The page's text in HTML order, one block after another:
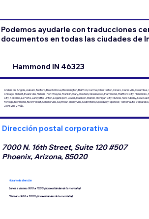
Podemos ayudarle con traducciones
documentos en todas las ciudades de
Hammond IN 46323
Anderson, Angola, Auburn, Bedford, Beech Grove, Bloomington, Bluffton, Carmel, Chesterton, Cicero, Clarksville,
Chicago, Elkhart, Evansville, Fishers, Fort Wayne, Franklin, Gary, Goshen, Greenwood, Hammond, Hartford City,
City, Kokomo, La Porte, Lafayette, Linton, Logansport, Lowell, Madison, Marion, Michigan City, Muncie, New Albany, New
Portage, Richmond, River Forest, Schererville, Seymour, Shelbyville, South Bend, Speedway, Spencer, Terre Haute,
Zionsville y más.
Dirección postal corporativa
7000 N. 16th Street, Suite 120 #507
Phoenix, Arizona, 85020
Horario de atención
Lunes a viernes 9:00 a 18:00 (hora estándar de la montaña)
Sábados 9:00 a 18:00 (hora estándar de la montaña)